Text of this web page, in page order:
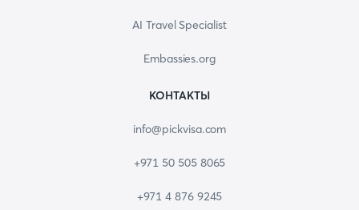
AI Travel Specialist
Embassies.org
КОНТАКТЫ
info@pickvisa.com
+971 50 505 8065
+971 4 876 9245